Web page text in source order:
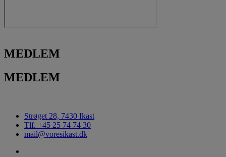
MEDLEM
MEDLEM
Strøget 28, 7430 Ikast
Tlf. +45 25 74 74 30
mail@voresikast.dk